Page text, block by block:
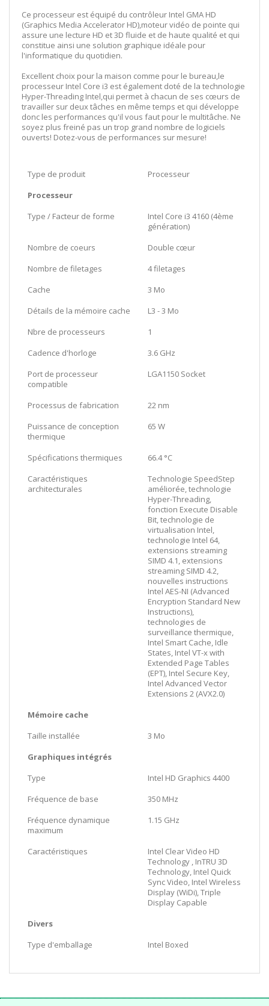
Ce processeur est équipé du contrôleur Intel GMA HD
(Graphics Media Accelerator HD),moteur vidéo de pointe qui
assure une lecture HD et 3D fluide et de haute qualité et qui
constitue ainsi une solution graphique idéale pour
l'informatique du quotidien.
Excellent choix pour la maison comme pour le bureau,le
processeur Intel Core i3 est également doté de la technologie
Hyper-Threading Intel,qui permet à chacun de ses cœurs de
travailler sur deux tâches en même temps et qui développe
donc les performances qu'il vous faut pour le multitâche. Ne
soyez plus freiné pas un trop grand nombre de logiciels
ouverts! Dotez-vous de performances sur mesure!
Type de produit
Processeur
Processeur
Type / Facteur de forme
Intel Core i3 4160 (4ème
génération)
Nombre de coeurs
Double cœur
Nombre de filetages
4 filetages
Cache
3 Mo
Détails de la mémoire cache
L3 - 3 Mo
Nbre de processeurs
1
Cadence d'horloge
3.6 GHz
Port de processeur
compatible
LGA1150 Socket
Processus de fabrication
22 nm
Puissance de conception
thermique
65 W
Spécifications thermiques
66.4 °C
Caractéristiques
architecturales
Technologie SpeedStep
améliorée, technologie
Hyper-Threading,
fonction Execute Disable
Bit, technologie de
virtualisation Intel,
technologie Intel 64,
extensions streaming
SIMD 4.1, extensions
streaming SIMD 4.2,
nouvelles instructions
Intel AES-NI (Advanced
Encryption Standard New
Instructions),
technologies de
surveillance thermique,
Intel Smart Cache, Idle
States, Intel VT-x with
Extended Page Tables
(EPT), Intel Secure Key,
Intel Advanced Vector
Extensions 2 (AVX2.0)
Mémoire cache
Taille installée
3 Mo
Graphiques intégrés
Type
Intel HD Graphics 4400
Fréquence de base
350 MHz
Fréquence dynamique
maximum
1.15 GHz
Caractéristiques
Intel Clear Video HD
Technology , InTRU 3D
Technology, Intel Quick
Sync Video, Intel Wireless
Display (WiDi), Triple
Display Capable
Divers
Type d'emballage
Intel Boxed